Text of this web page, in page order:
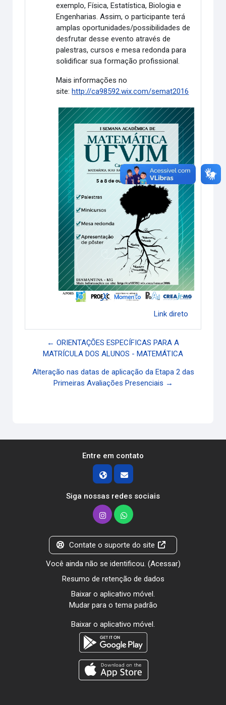
exemplo, Física, Estatística, Biologia e
Engenharias. Assim, o participante terá
amplas oportunidades/possibilidades de
desfrutar desse evento através de
palestras, cursos e mesa redonda para
solidificar sua formação profissional.
Mais informações no
site:http://ca98592.wix.com/semat2016
Link direto
← ORIENTAÇÕES ESPECÍFICAS PARA A
MATRÍCULA DOS ALUNOS - MATEMÁTICA
Alteração nas datas de aplicação da Etapa 2 das
Primeiras Avaliações Presenciais →
Entre em contato
Siga nossas redes sociais
Contate o suporte do site
Você ainda não se identificou. (Acessar)
Resumo de retenção de dados
Baixar o aplicativo móvel.
Mudar para o tema padrão
Baixar o aplicativo móvel.